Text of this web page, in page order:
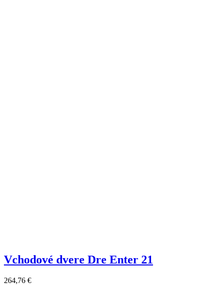
Vchodové dvere Dre Enter 21
264,76 €